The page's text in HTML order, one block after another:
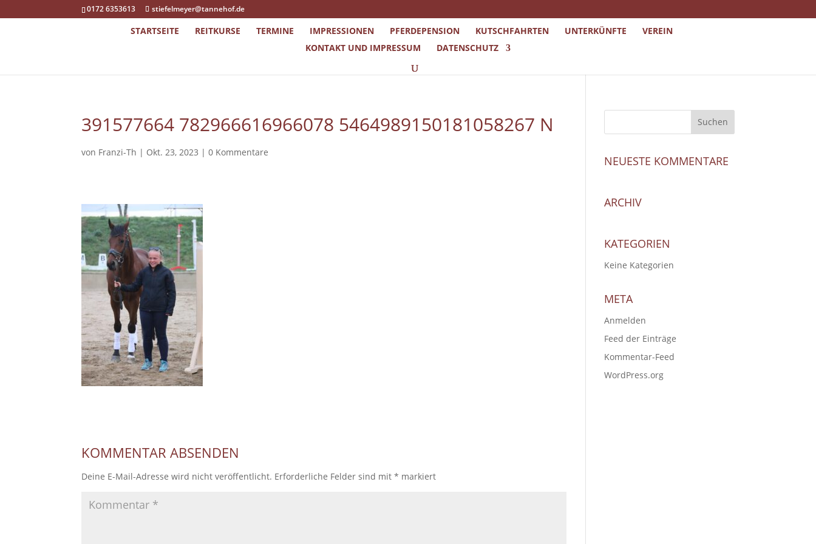
0172 6353613 stiefelmeyer@tannehof.de
STARTSEITE REITKURSE TERMINE IMPRESSIONEN PFERDEPENSION KUTSCHFAHRTEN UNTERKÜNFTE
VEREIN
KONTAKT UND IMPRESSUM
DATENSCHUTZ
391577664 782966616966078 5464989150181058267 N
von Franzi-Th | Okt. 23, 2023 |0 Kommentare
KOMMENTAR ABSENDEN
Deine E-Mail-Adresse wird nicht veröffentlicht. Erforderliche Felder sind mit* markiert
NEUESTE KOMMENTARE
ARCHIV
KATEGORIEN
Keine Kategorien
META
Anmelden
Feed der Einträge
Kommentar-Feed
WordPress.org